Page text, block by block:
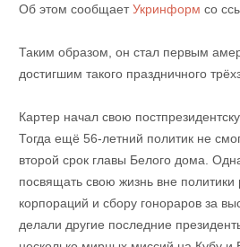
Об этом сообщаетУкринформ со
Таким образом, он стал первым
достигшим такого праздничного
Картер начал свою
Тогда ещё 56-летний политик не
второй срок главы Белого дома.
посвящать свою жизнь вне политики
корпораций и сбору гонораров за
делали другие последние